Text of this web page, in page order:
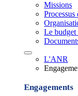
Missions
Processus
Le budget
L'ANR
Engagements